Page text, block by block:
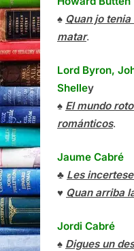
♠ Quan jo
matar.
Lord Byron,
Shelley
♠ El mundo
románticos.
Jaume Cabré
♣ Les
♥ Quan arriba
Jordi Cabré
♠ Digues un